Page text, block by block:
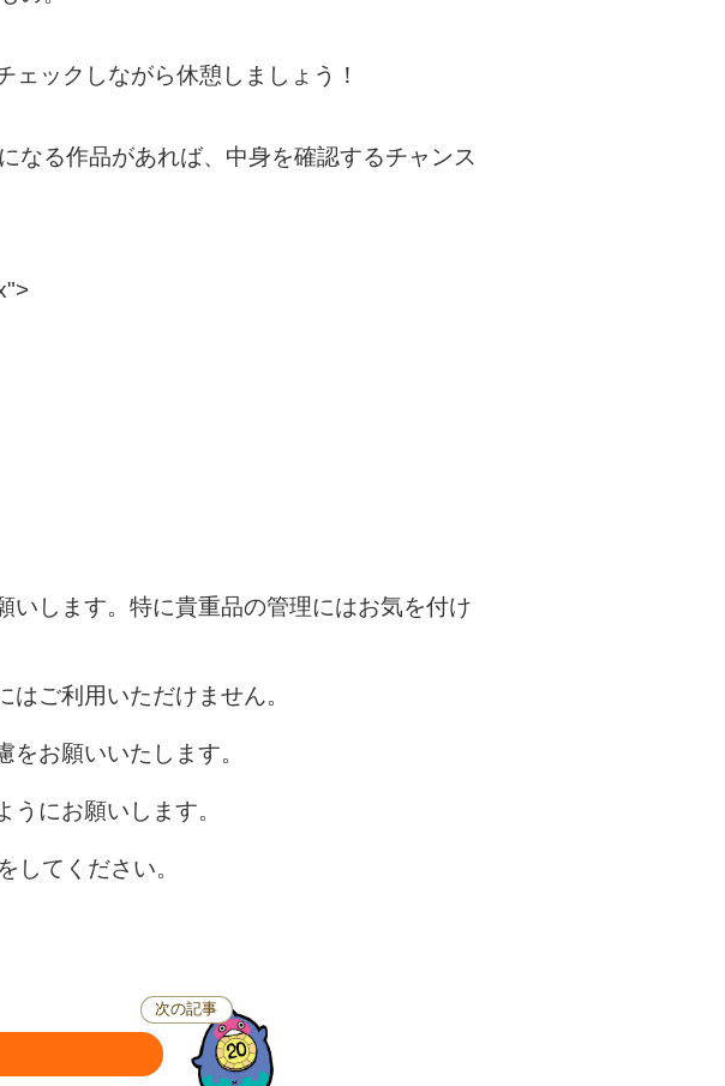
ックしながら休憩しましょう！
なる作品があれば、中身を確認するチャンス
いします。特に貴重品の管理にはお気を付け
ご利用いただけません。
お願いいたします。
にお願いします。
してください。
次の記事